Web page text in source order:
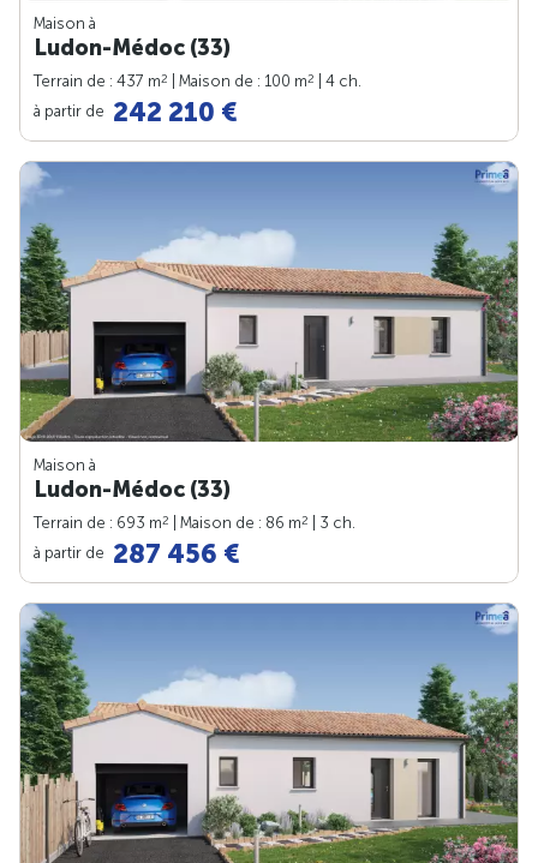
Maison à
Ludon-Médoc (33)
Terrain de : 437 m2 | Maison de : 100 m2
| 4 ch.
à partir de 242 210 €
Maison à
Ludon-Médoc (33)
Terrain de : 693 m2 | Maison de : 86 m2
| 3 ch.
à partir de 287 456 €